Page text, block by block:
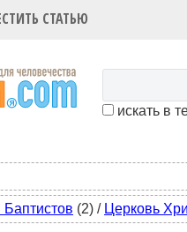
СТАТЬЮ
искать в
Баптистов (2) / Церковь